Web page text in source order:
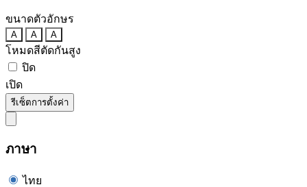
ขนาดตัวอักษร
A A A
โหมดสีตัดกันสูง
ปิด
เปิด
รีเซ็ตการตั้งค่า
ภาษา
ไทย